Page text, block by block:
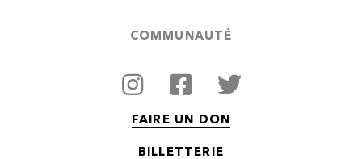
COMMUNAUTÉ
FAIRE UN DON
BILLETTERIE